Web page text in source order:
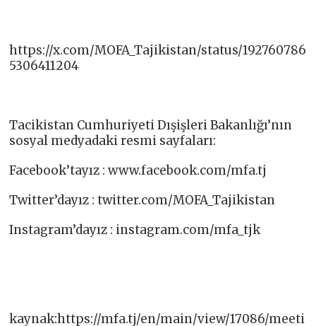
https://x.com/MOFA_Tajikistan/status/192760786
5306411204
Tacikistan Cumhuriyeti Dışişleri Bakanlığı’nın
sosyal medyadaki resmi sayfaları:
Facebook’tayız : www.facebook.com/mfa.tj​
Twitter’dayız : twitter.com/MOFA_Tajikistan​
Instagram’dayız : instagram.com/mfa_tjk
kaynak:https://mfa.tj/en/main/view/17086/meeti